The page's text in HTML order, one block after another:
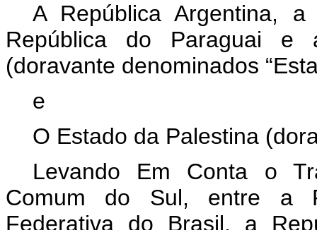
A República Argentina,
República do Paraguai e
(doravante denominados
e
O Estado da Palestina
Levando Em Conta o
Comum do Sul, entre a
Federativa do Brasil, a